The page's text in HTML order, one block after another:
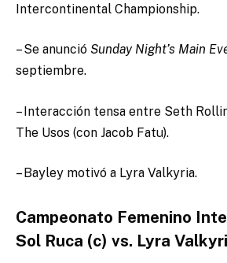
Intercontinental Championship.
– Se anunció Sunday Night’s Main
septiembre.
– Interacción tensa entre Seth
The Usos (con Jacob Fatu).
– Bayley motivó a Lyra Valkyria.
Campeonato Femenino
Sol Ruca (c) vs. Lyra